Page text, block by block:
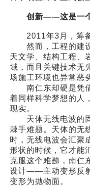
创新——这是一
2011年3月，筹备
然而，工程的建设
天文学、结构工程、
域，而且关键技术无
场施工环境也异常恶
南仁东却硬是凭借
着同样科学梦想的人
现实。
天体无线电波的固
棘手难题。天体的无
时，无线电波会汇聚
形状的时候，它才能
克服这个难题，南仁
设计——主动变形反
变形为抛物面。